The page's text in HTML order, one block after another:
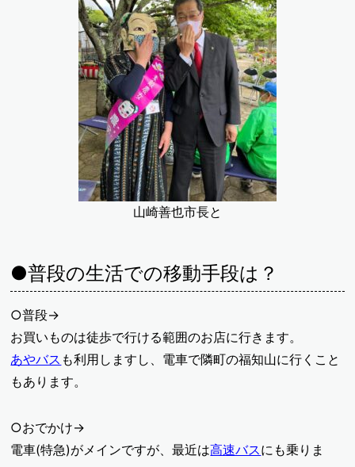
山崎善也市長と
●普段の生活での移動手段は？
○普段→
お買いものは徒歩で行ける範囲のお店に行きます。
あやバス も利用しますし、電車で隣町の福知山に行くこと
もあります。
○おでかけ→
電車(特急)がメインですが、最近は高速バスにも乗りま